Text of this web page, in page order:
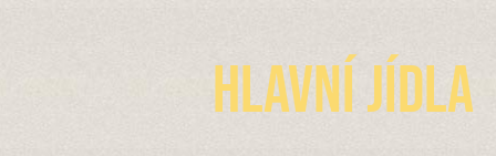
Hlavní jídla